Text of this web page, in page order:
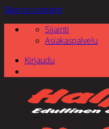
Skip to content
Sijainti
Asiakaspalvelu
Kirjaudu